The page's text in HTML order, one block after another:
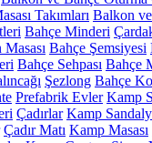
Takımları Balkon
Bahçe Minderi
Bahçe Şemsiyesi
Bahçe Sehpası Bahçe
Şezlong Bahçe
Prefabrik Evler Kamp
Çadırlar Kamp
Çadır Matı Kamp Masası